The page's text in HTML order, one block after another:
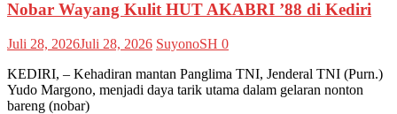
Nobar Wayang Kulit HUT AKABRI ’88 di Kediri
Juli 28, 2026Juli 28, 2026 SuyonoSH 0
KEDIRI, – Kehadiran mantan Panglima TNI, Jenderal TNI (Purn.)
Yudo Margono, menjadi daya tarik utama dalam gelaran nonton
bareng (nobar)